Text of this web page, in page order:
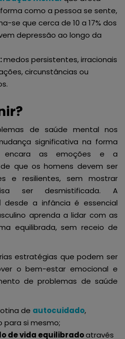
como a pessoa se sente,
se que cerca de 10 a 17% dos
depressão ao longo da
medos persistentes, irracionais
circunstâncias ou
de saúde mental nos
significativa na forma
encara as emoções e a
que os homens devem ser
e resilientes, sem mostrar
ser desmistificada. A
desde a infância é essencial
aprenda a lidar com as
equilibrada, sem receio de
estratégias que podem ser
o bem-estar emocional e
de problemas de saúde
de autocuidado,
para si mesmo;
de vida equilibradoatravés